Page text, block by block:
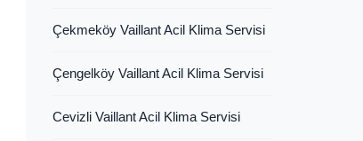
Çekmeköy Vaillant Acil Klima Servisi
Çengelköy Vaillant Acil Klima Servisi
Cevizli Vaillant Acil Klima Servisi